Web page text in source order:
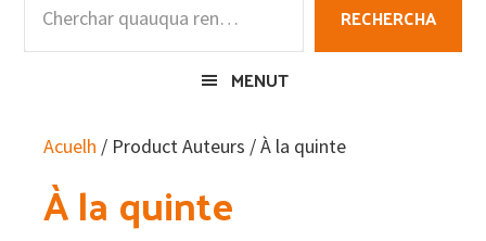
RECHERCHA
MENUT
Acuelh / Product Auteurs / À la quinte
À la quinte